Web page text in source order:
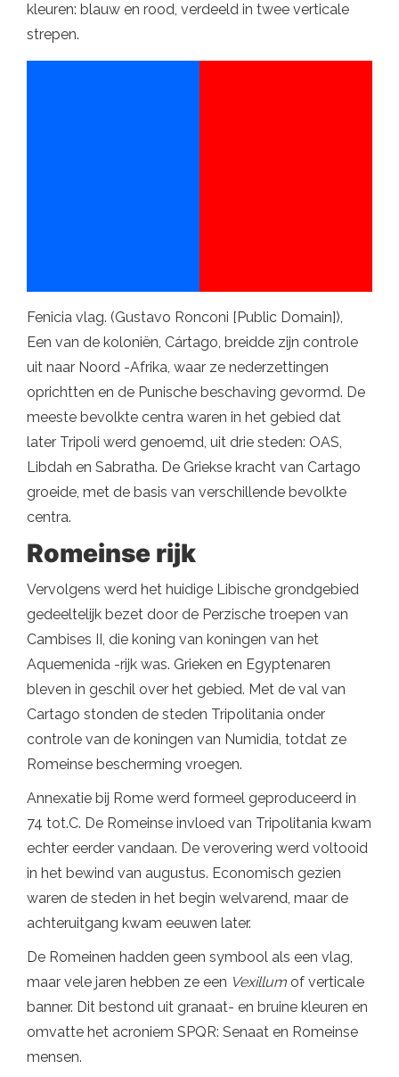
kleuren: blauw en rood, verdeeld in twee verticale
strepen.
Fenicia vlag. (Gustavo Ronconi [Public Domain]),
Een van de koloniën, Cártago, breidde zijn controle
uit naar Noord -Afrika, waar ze nederzettingen
oprichtten en de Punische beschaving gevormd. De
meeste bevolkte centra waren in het gebied dat
later Tripoli werd genoemd, uit drie steden: OAS,
Libdah en Sabratha. De Griekse kracht van Cartago
groeide, met de basis van verschillende bevolkte
centra.
Romeinse rijk
Vervolgens werd het huidige Libische grondgebied
gedeeltelijk bezet door de Perzische troepen van
Cambises II, die koning van koningen van het
Aquemenida -rijk was. Grieken en Egyptenaren
bleven in geschil over het gebied. Met de val van
Cartago stonden de steden Tripolitania onder
controle van de koningen van Numidia, totdat ze
Romeinse bescherming vroegen.
Annexatie bij Rome werd formeel geproduceerd in
74 tot.C. De Romeinse invloed van Tripolitania kwam
echter eerder vandaan. De verovering werd voltooid
in het bewind van augustus. Economisch gezien
waren de steden in het begin welvarend, maar de
achteruitgang kwam eeuwen later.
De Romeinen hadden geen symbool als een vlag,
maar vele jaren hebben ze een Vexillum of verticale
banner. Dit bestond uit granaat- en bruine kleuren en
omvatte het acroniem SPQR: Senaat en Romeinse
mensen.